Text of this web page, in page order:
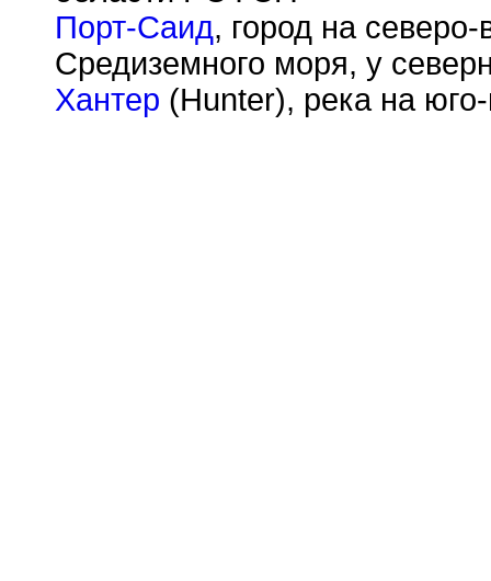
Порт-Саид, город на
Средиземного моря, у
Хантер (Hunter), река на